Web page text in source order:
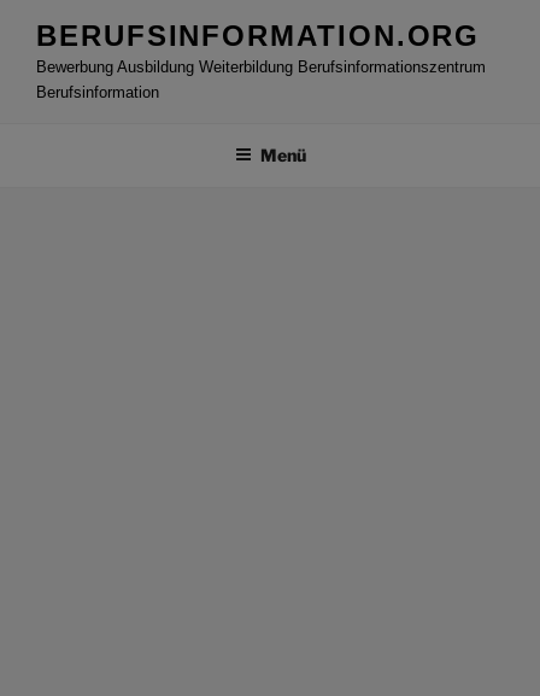
Inhalt
springen
BERUFSINFORMATION.ORG
Bewerbung Ausbildung Weiterbildung Berufsinformationszentrum
Berufsinformation
Menü